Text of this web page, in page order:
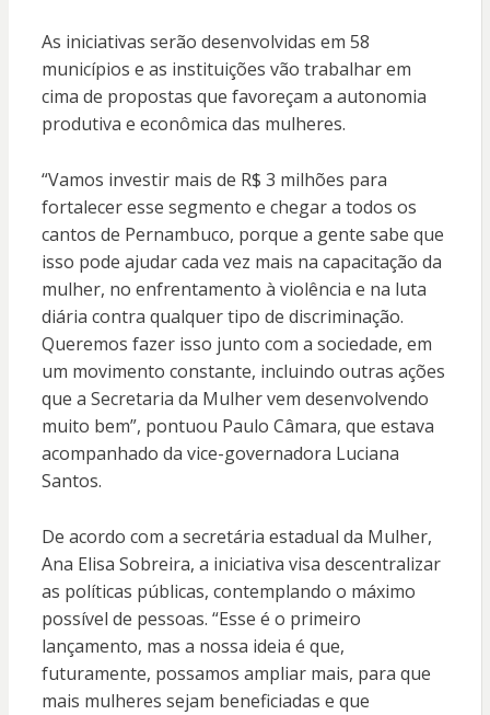
As iniciativas serão desenvolvidas em 58
municípios e as instituições vão trabalhar em
cima de propostas que favoreçam a autonomia
produtiva e econômica das mulheres.
“Vamos investir mais de R$ 3 milhões para
fortalecer esse segmento e chegar a todos os
cantos de Pernambuco, porque a gente sabe que
isso pode ajudar cada vez mais na capacitação da
mulher, no enfrentamento à violência e na luta
diária contra qualquer tipo de discriminação.
Queremos fazer isso junto com a sociedade, em
um movimento constante, incluindo outras ações
que a Secretaria da Mulher vem desenvolvendo
muito bem”, pontuou Paulo Câmara, que estava
acompanhado da vice-governadora Luciana
Santos.
De acordo com a secretária estadual da Mulher,
Ana Elisa Sobreira, a iniciativa visa descentralizar
as políticas públicas, contemplando o máximo
possível de pessoas. “Esse é o primeiro
lançamento, mas a nossa ideia é que,
futuramente, possamos ampliar mais, para que
mais mulheres sejam beneficiadas e que